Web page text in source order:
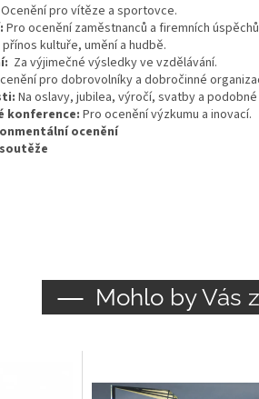
Ocenění pro vítěze a sportovce.
Pro ocenění zaměstnanců a firemních
přínos kultuře, umění a hudbě.
Za výjimečné výsledky ve vzdělávání.
pro dobrovolníky a dobročinné
Na oslavy, jubilea, výročí, svatby a
konference: Pro ocenění výzkumu a inovací.
ocenění
Mohlo by Vás